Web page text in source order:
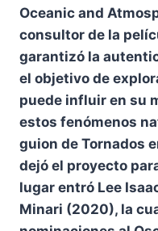
Oceanic and
consultor de la
garantizó la
el objetivo de
puede influir en su
estos fenómenos
guion de Tornados
dejó el proyecto
lugar entró Lee
Minari (2020), la